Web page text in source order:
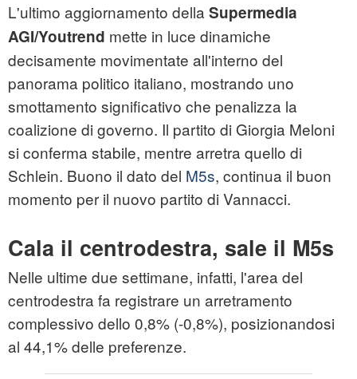
L'ultimo aggiornamento della Supermedia
AGI/Youtrend mette in luce dinamiche
decisamente movimentate all'interno del
panorama politico italiano, mostrando uno
smottamento significativo che penalizza la
coalizione di governo. Il partito di Giorgia Meloni
si conferma stabile, mentre arretra quello di
Schlein. Buono il dato del M5s, continua il buon
momento per il nuovo partito di Vannacci.
Cala il centrodestra, sale il M5s
Nelle ultime due settimane, infatti, l'area del
centrodestra fa registrare un arretramento
complessivo dello 0,8% (-0,8%), posizionandosi
al 44,1% delle preferenze.